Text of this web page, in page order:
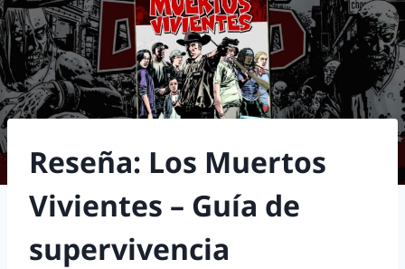
Reseña: Los Muertos
Vivientes – Guía de
supervivencia